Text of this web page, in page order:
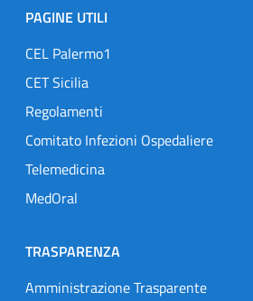
PAGINE UTILI
CEL Palermo1
CET Sicilia
Regolamenti
Comitato Infezioni Ospedaliere
Telemedicina
MedOral
TRASPARENZA
Amministrazione Trasparente